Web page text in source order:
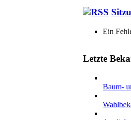
Ein
Letzte
Baum-